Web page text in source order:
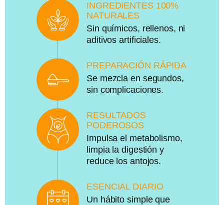
INGREDIENTES 100%
NATURALES
Sin químicos, rellenos, ni
aditivos artificiales.
PREPARACIÓN RÁPIDA
Se mezcla en segundos,
sin complicaciones.
RESULTADOS
PODEROSOS
Impulsa el metabolismo,
limpia la digestión y
reduce los antojos.
ESENCIAL DIARIO
Un hábito simple que